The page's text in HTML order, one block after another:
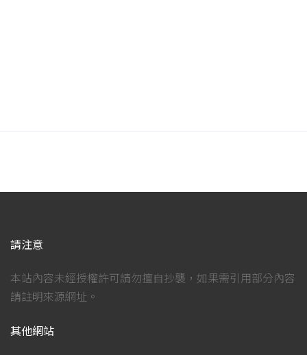
請注意
本站內容未經授權許可請勿擅自抄襲，如果需引用部分內容
請註明來源網址。
其他網站